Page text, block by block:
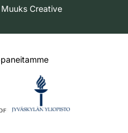
Muuks Creative